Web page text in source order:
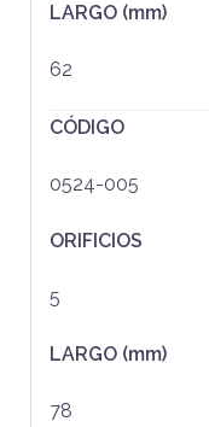
LARGO (mm)
62
CÓDIGO
0524-005
ORIFICIOS
5
LARGO (mm)
78